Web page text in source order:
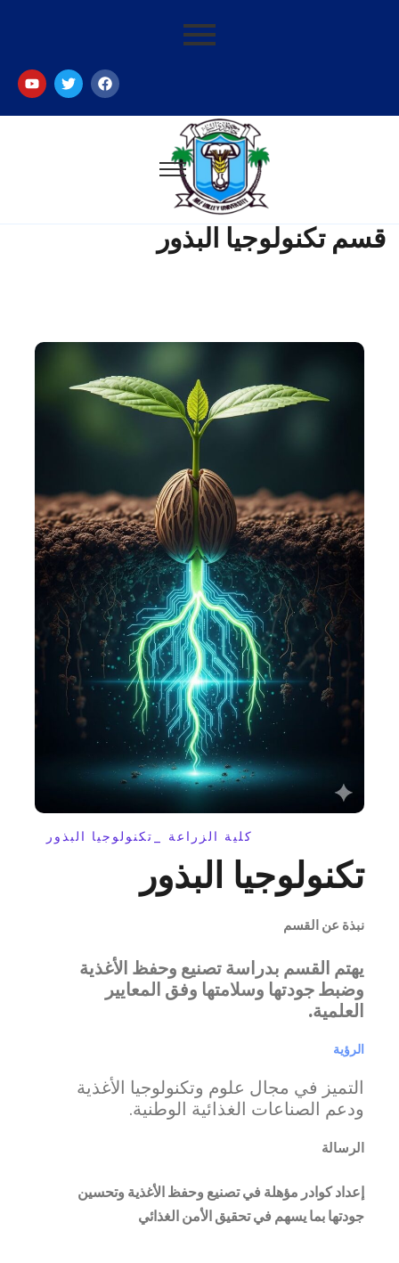
قسم تكنولوجيا البذور
كلية الزراعة _تكنولوجيا البذور
تكنولوجيا البذور
نبذة عن القسم
يهتم القسم بدراسة تصنيع وحفظ الأغذية
وضبط جودتها وسلامتها وفق المعايير
العلمية.
الرؤية
التميز في مجال علوم وتكنولوجيا الأغذية
ودعم الصناعات الغذائية الوطنية.
الرسالة
إعداد كوادر مؤهلة في تصنيع وحفظ الأغذية وتحسين
جودتها بما يسهم في تحقيق الأمن الغذائي